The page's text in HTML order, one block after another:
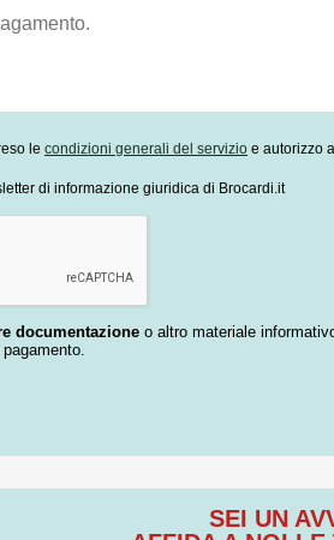
le condizioni generali del servizio e autorizzo
di informazione giuridica di Brocardi.it
documentazione o altro materiale
SEI UN